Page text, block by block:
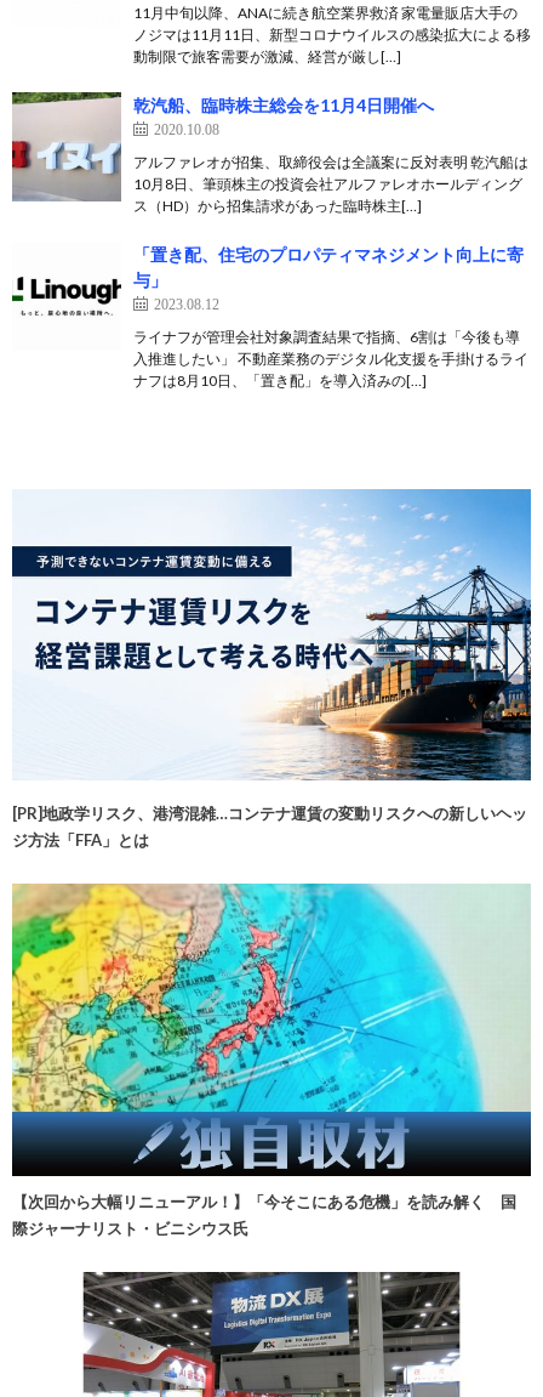
11月中旬以降、ANAに続き航空業界救済 家電量販店大手の
ノジマは11月11日、新型コロナウイルスの感染拡大による移
動制限で旅客需要が激減、経営が厳し[…]
乾汽船、臨時株主総会を11月4日開催へ
2020.10.08
アルファレオが招集、取締役会は全議案に反対表明 乾汽船は
10月8日、筆頭株主の投資会社アルファレオホールディング
ス（HD）から招集請求があった臨時株主[…]
「置き配、住宅のプロパティマネジメント向上に寄
与」
2023.08.12
ライナフが管理会社対象調査結果で指摘、6割は「今後も導
入推進したい」 不動産業務のデジタル化支援を手掛けるライ
ナフは8月10日、「置き配」を導入済みの[…]
[PR]地政学リスク、港湾混雑…コンテナ運賃の変動リスクへの新しいヘッ
ジ方法「FFA」とは
【次回から大幅リニューアル！】「今そこにある危機」を読み解く 国
際ジャーナリスト・ビニシウス氏